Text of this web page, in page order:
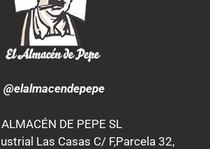
@elalmacendepepe
DE PEPE SL
Las Casas C/ F,Parcela 32,